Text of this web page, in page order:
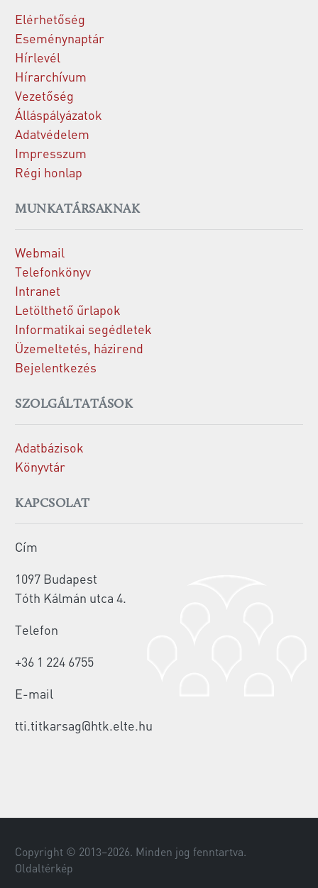
Elérhetőség
Eseménynaptár
Hírlevél
Hírarchívum
Vezetőség
Álláspályázatok
Adatvédelem
Impresszum
Régi honlap
MUNKATÁRSAKNAK
Webmail
Telefonkönyv
Intranet
Letölthető űrlapok
Informatikai segédletek
Üzemeltetés, házirend
Bejelentkezés
SZOLGÁLTATÁSOK
Adatbázisok
Könyvtár
KAPCSOLAT
Cím
1097 Budapest
Tóth Kálmán utca 4.
Telefon
+36 1 224 6755
E-mail
tti.titkarsag@htk.elte.hu
Copyright © 2013–2026. Minden jog fenntartva.
Oldaltérkép